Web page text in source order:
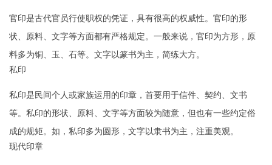
官印是古代官员行使职权的凭证，具有很高的权威性。官印的形
状、原料、文字等方面都有严格规定。一般来说，官印为方形，原
料多为铜、玉、石等。文字以篆书为主，简练大方。
私印
私印是民间个人或家族运用的印章，首要用于信件、契约、文书
等。私印的形状、原料、文字等方面较为随意，但也有一些约定俗
成的规矩。如，私印多为圆形，文字以隶书为主，注重美观。
现代印章